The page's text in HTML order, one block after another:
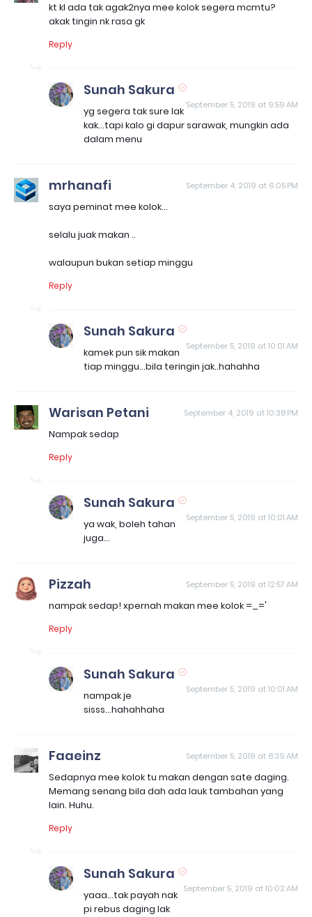
kt kl ada tak agak2nya mee kolok segera mcmtu?
akak tingin nk rasa gk
Reply
Sunah Sakura
September 5, 2019 at 9:59 AM
yg segera tak sure lak
kak...tapi kalo gi dapur sarawak, mungkin ada
dalam menu
mrhanafi September 4, 2019 at 6:05 PM
saya peminat mee kolok...
selalu juak makan ..
walaupun bukan setiap minggu
Reply
Sunah Sakura
September 5, 2019 at 10:01 AM
kamek pun sik makan
tiap minggu...bila teringin jak..hahahha
Warisan Petani September 4, 2019 at 10:38 PM
Nampak sedap
Reply
Sunah Sakura
September 5, 2019 at 10:01 AM
ya wak, boleh tahan
juga...
Pizzah September 5, 2019 at 12:57 AM
nampak sedap! xpernah makan mee kolok =_='
Reply
Sunah Sakura
September 5, 2019 at 10:01 AM
nampak je
sisss...hahahhaha
Faaeinz September 5, 2019 at 8:39 AM
Sedapnya mee kolok tu makan dengan sate daging.
Memang senang bila dah ada lauk tambahan yang
lain. Huhu.
Reply
Sunah Sakura
September 5, 2019 at 10:02 AM
yaaa...tak payah nak
pi rebus daging lak